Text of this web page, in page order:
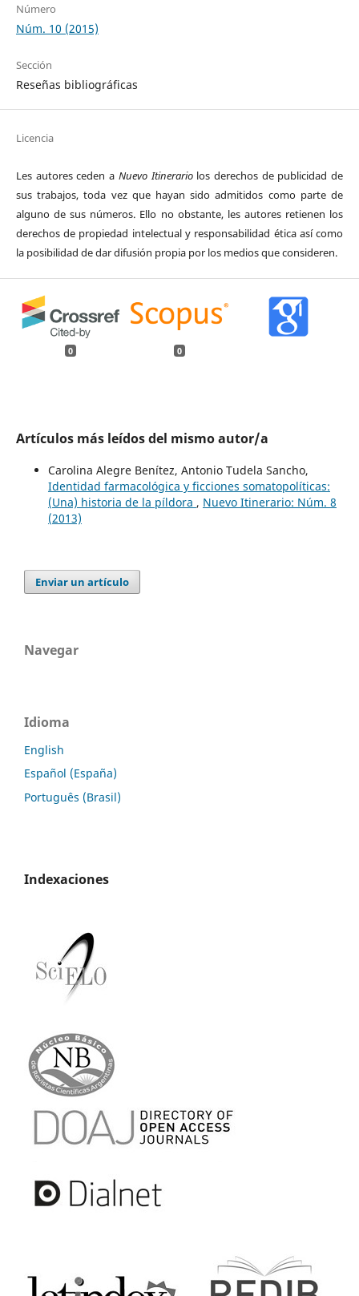
Número
Núm. 10 (2015)
Sección
Reseñas bibliográficas
Licencia
Les autores ceden a Nuevo Itinerariolos derechos de publicidad de
sus trabajos, toda vez que hayan sido admitidos como parte de
alguno de sus números. Ello no obstante, les autores retienen los
derechos de propiedad intelectual y responsabilidad ética así como
la posibilidad de dar difusión propia por los medios que consideren.
0 0
Artículos más leídos del mismo autor/a
Carolina Alegre Benítez, Antonio Tudela Sancho,
Identidad farmacológica y ficciones somatopolíticas:
(Una) historia de la píldora , Nuevo Itinerario: Núm. 8
(2013)
Enviar un artículo
Navegar
Idioma
English
Español (España)
Português (Brasil)
Indexaciones